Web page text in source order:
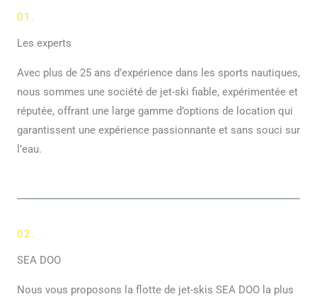
01.
Les experts
Avec plus de 25 ans d’expérience dans les sports nautiques,
nous sommes une société de jet-ski fiable, expérimentée et
réputée, offrant une large gamme d’options de location qui
garantissent une expérience passionnante et sans souci sur
l’eau.
02.
SEA DOO
Nous vous proposons la flotte de jet-skis SEA DOO la plus